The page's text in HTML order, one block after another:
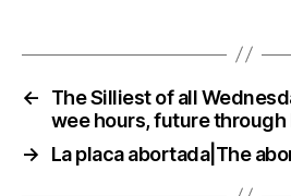
←
The Silliest of all
wee hours, future
→
La placa abortada|The